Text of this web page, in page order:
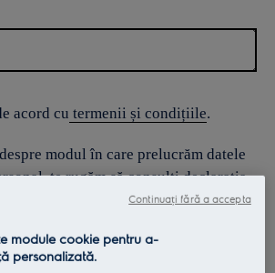
acord cu termenii și condițiile.
modul în care prelucrăm datele
te rugăm să consulţi declaraţia
module cookie pentru a-
personalizată.
Continuați fără a accepta